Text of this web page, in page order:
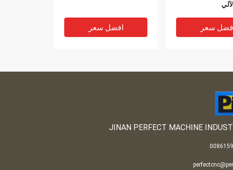
افضل سعر سعر
JINAN PERFECT MACHINE